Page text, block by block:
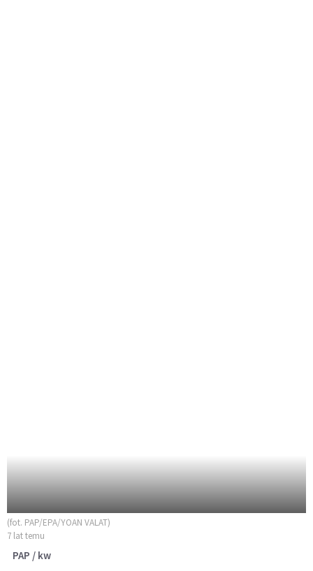
(fot. PAP/EPA/YOAN VALAT)
7 lat temu
PAP / kw